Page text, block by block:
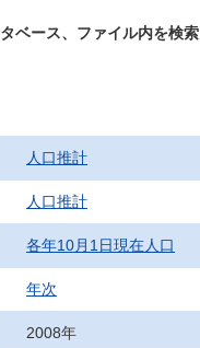
ベース、ファイル内を検索
人口推計
人口推計
各年10月1日現在人口
年次
2008年